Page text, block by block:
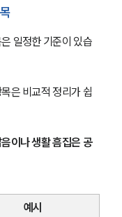
일정한 기준이 있습
은 비교적 정리가 쉽
이나 생활 흠집은 공
예시